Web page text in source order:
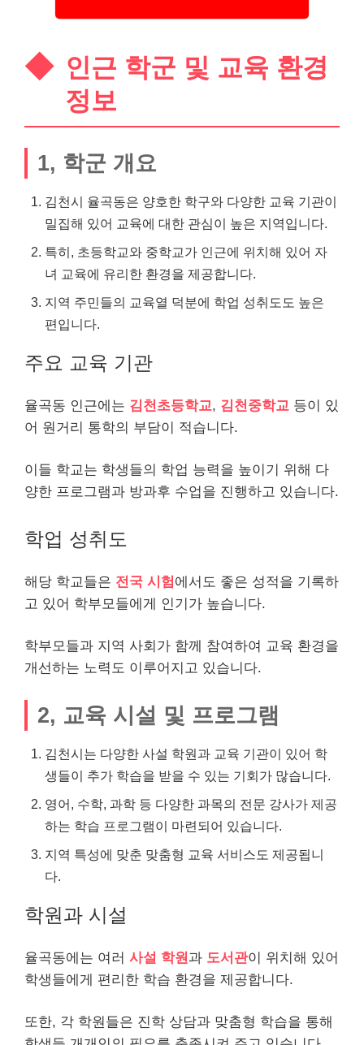
인근 학군 및 교육 환경
정보
1, 학군 개요
김천시 율곡동은 양호한 학구와 다양한 교육 기관이
밀집해 있어 교육에 대한 관심이 높은 지역입니다.
특히, 초등학교와 중학교가 인근에 위치해 있어 자
녀 교육에 유리한 환경을 제공합니다.
지역 주민들의 교육열 덕분에 학업 성취도도 높은
편입니다.
주요 교육 기관
율곡동 인근에는 김천초등학교, 김천중학교 등이 있
어 원거리 통학의 부담이 적습니다.
이들 학교는 학생들의 학업 능력을 높이기 위해 다
양한 프로그램과 방과후 수업을 진행하고 있습니다.
학업 성취도
해당 학교들은 전국 시험에서도 좋은 성적을 기록하
고 있어 학부모들에게 인기가 높습니다.
학부모들과 지역 사회가 함께 참여하여 교육 환경을
개선하는 노력도 이루어지고 있습니다.
2, 교육 시설 및 프로그램
김천시는 다양한 사설 학원과 교육 기관이 있어 학
생들이 추가 학습을 받을 수 있는 기회가 많습니다.
영어, 수학, 과학 등 다양한 과목의 전문 강사가 제공
하는 학습 프로그램이 마련되어 있습니다.
지역 특성에 맞춘 맞춤형 교육 서비스도 제공됩니
다.
학원과 시설
율곡동에는 여러 사설 학원 과 도서관이 위치해 있어
학생들에게 편리한 학습 환경을 제공합니다.
또한, 각 학원들은 진학 상담과 맞춤형 학습을 통해